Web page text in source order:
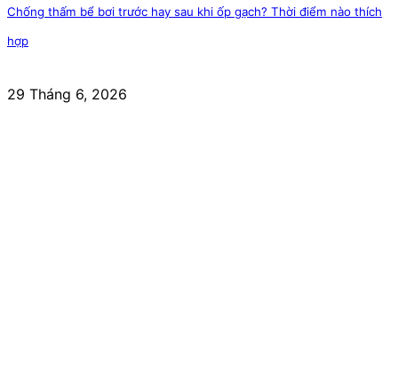
Chống thấm bể bơi trước hay sau khi ốp gạch? Thời điểm nào thích
hợp
29 Tháng 6, 2026